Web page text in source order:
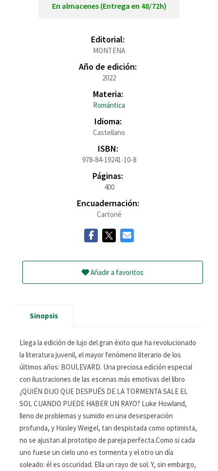
En almacenes (Entrega en 48/72h)
Editorial:
MONTENA
Año de edición:
2022
Materia:
Romántica
Idioma:
Castellano
ISBN:
978-84-19241-10-8
Páginas:
400
Encuadernación:
Cartoné
Añadir a favoritos
Sinopsis
Llega la edición de lujo del gran éxito que ha revolucionado
la literatura juvenil, el mayor fenómeno literario de los
últimos años: BOULEVARD. Una preciosa edición especial
con ilustraciones de las escenas más emotivas del libro
¿QUIÉN DIJO QUE DESPUÉS DE LA TORMENTA SALE EL
SOL CUANDO PUEDE HABER UN RAYO? Luke Howland,
lleno de problemas y sumido en una desesperación
profunda, y Hasley Weigel, tan despistada como optimista,
no se ajustan al prototipo de pareja perfecta.Como si cada
uno fuese un cielo uno es tormenta y el otro un día
soleado: él es oscuridad. Ella un rayo de sol. Y, sin embargo,